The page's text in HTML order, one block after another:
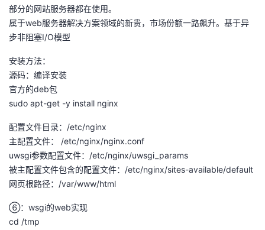
动
关
注
的
开
发
者
学
堂
我
我
的
Programs
我
的
支
持
我
的
技
我
的
部分的网站服务器都在使用。
属于web服务器解决方案领域的新贵，市场份额一路飙升。基于异
步非阻塞I/O模型
安装方法：
源码：编译安装
官方的deb包
sudo apt-get -y install nginx
配置文件目录：/etc/nginx
主配置文件： /etc/nginx/nginx.conf
uwsgi参数配置文件：/etc/nginx/uwsgi_params
被主配置文件包含的配置文件：/etc/nginx/sites-available/default
网页根路径：/var/www/html
⑥：wsgi的web实现
cd /tmp